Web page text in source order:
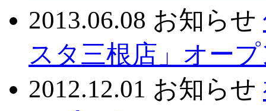
2013.06.08 お知らせ
スタ三根店」オー
2012.12.01 お知らせ